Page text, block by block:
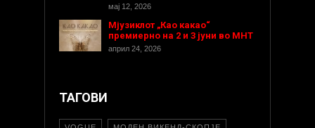
мај 12, 2026
Мјузиклот „Као какао“
премиерно на 2 и 3 јуни во МНТ
април 24, 2026
ТАГОВИ